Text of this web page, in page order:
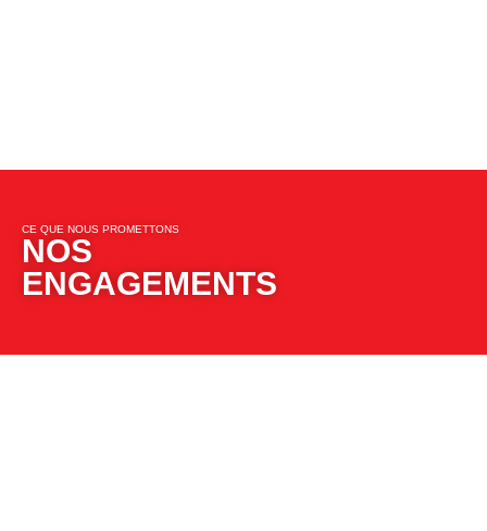
CE QUE NOUS PROMETTONS​​
NOS
ENGAGEMENTS​